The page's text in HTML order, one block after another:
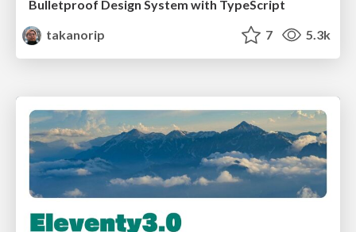
Bulletproof Design System with TypeScript
takanorip
7 5.3k